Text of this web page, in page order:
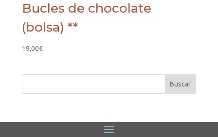
Bucles de chocolate
(bolsa) **
19,00€